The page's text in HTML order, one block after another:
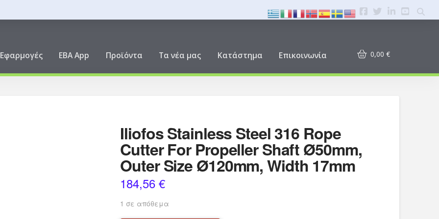
Εφαρμογές EBA App Προϊόντα Τα νέα μας Κατάστημα Επικοινωνία 0,00 €
Iliofos Stainless Steel 316 Rope
Cutter For Propeller Shaft Ø50mm,
Outer Size Ø120mm, Width 17mm
184,56€
1 σε απόθεμα